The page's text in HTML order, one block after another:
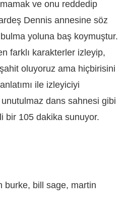
ve onu reddedip
Dennis annesine söz
yoluna baş koymuştur.
farklı karakterler izleyip,
oluyoruz ama hiçbirisini
ile izleyiciyi
dans sahnesi gibi
bir 105 dakika sunuyor.
burke, bill sage, martin